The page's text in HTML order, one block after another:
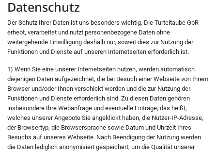
Datenschutz
Der Schutz Ihrer Daten ist uns besonders wichtig. Die Turteltaube GbR
erhebt, verarbeitet und nutzt personenbezogene Daten ohne
weitergehende Einwilligung deshalb nur, soweit dies zur Nutzung der
Funktionen und Dienste auf unseren Internetseiten erforderlich ist.
1) Wenn Sie eine unserer Internetseiten nutzen, werden automatisch
diejenigen Daten aufgezeichnet, die bei Besuch einer Webseite von Ihrem
Browser und/oder Ihnen verschickt werden und die zur Nutzung der
Funktionen und Dienste erforderlich sind. Zu diesen Daten gehören
insbesondere Ihre Webanfrage und eventuelle Einträge, das heißt,
welches unserer Angebote Sie angeklickt haben, die Nutzer-IP-Adresse,
der Browsertyp, die Browsersprache sowie Datum und Uhrzeit Ihres
Besuchs auf unseres Webseite. Nach Beendigung der Nutzung werden
die Daten lediglich anonymisiert gespeichert, um die Qualität unserer